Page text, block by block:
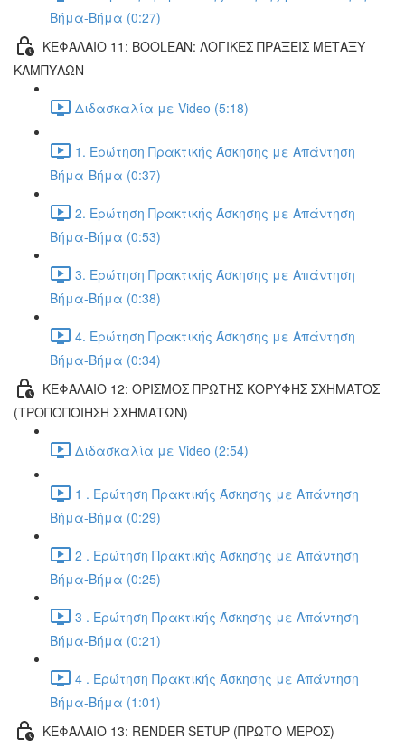
Βήμα-Βήμα (0:27)
ΚΕΦΑΛΑΙΟ 11: BOOLEAN: ΛΟΓΙΚΕΣ ΠΡΑΞΕΙΣ ΜΕΤΑΞΥ
ΚΑΜΠΥΛΩΝ
Διδασκαλία με Video (5:18)
1. Ερώτηση Πρακτικής Άσκησης με Απάντηση
Βήμα-Βήμα (0:37)
2. Ερώτηση Πρακτικής Άσκησης με Απάντηση
Βήμα-Βήμα (0:53)
3. Ερώτηση Πρακτικής Άσκησης με Απάντηση
Βήμα-Βήμα (0:38)
4. Ερώτηση Πρακτικής Άσκησης με Απάντηση
Βήμα-Βήμα (0:34)
ΚΕΦΑΛΑΙΟ 12: ΟΡΙΣΜΟΣ ΠΡΩΤΗΣ ΚΟΡΥΦΗΣ ΣΧΗΜΑΤΟΣ
(ΤΡΟΠΟΠΟΙΗΣΗ ΣΧΗΜΑΤΩΝ)
Διδασκαλία με Video (2:54)
1 . Ερώτηση Πρακτικής Άσκησης με Απάντηση
Βήμα-Βήμα (0:29)
2 . Ερώτηση Πρακτικής Άσκησης με Απάντηση
Βήμα-Βήμα (0:25)
3 . Ερώτηση Πρακτικής Άσκησης με Απάντηση
Βήμα-Βήμα (0:21)
4 . Ερώτηση Πρακτικής Άσκησης με Απάντηση
Βήμα-Βήμα (1:01)
ΚΕΦΑΛΑΙΟ 13: RENDER SETUP (ΠΡΩΤΟ ΜΕΡΟΣ)